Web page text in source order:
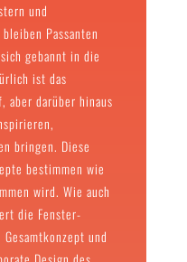
und
Passanten
gebannt in die
ist das
aber darüber hinaus
bringen. Diese
bestimmen wie
wird. Wie auch
die Fenster-
und